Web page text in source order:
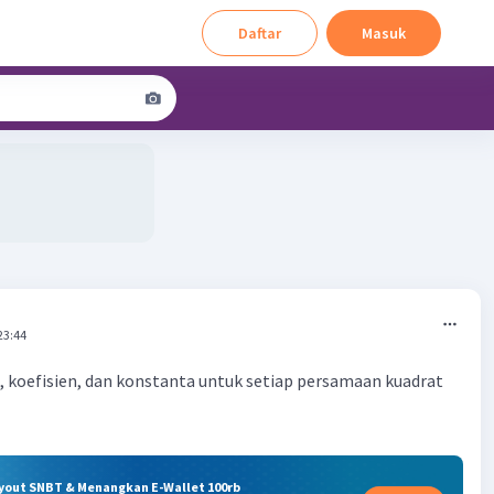
Daftar Masuk
koefisien, dan konstanta untuk setiap persamaan kuadrat
SNBT & Menangkan E-Wallet 100rb